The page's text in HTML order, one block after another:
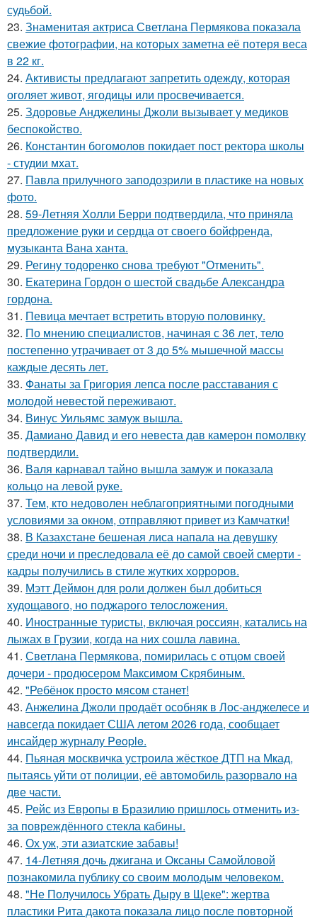
судьбой.
23. Знаменитая актриса Светлана Пермякова показала
свежие фотографии, на которых заметна её потеря веса
в 22 кг.
24. Активисты предлагают запретить одежду, которая
оголяет живот, ягодицы или просвечивается.
25. Здоровье Анджелины Джоли вызывает у медиков
беспокойство.
26. Константин богомолов покидает пост ректора школы
- студии мхат.
27. Павла прилучного заподозрили в пластике на новых
фото.
28. 59-Летняя Холли Берри подтвердила, что приняла
предложение руки и сердца от своего бойфренда,
музыканта Вана ханта.
29. Регину тодоренко снова требуют "Отменить".
30. Екатерина Гордон о шестой свадьбе Александра
гордона.
31. Певица мечтает встретить вторую половинку.
32. По мнению специалистов, начиная с 36 лет, тело
постепенно утрачивает от 3 до 5% мышечной массы
каждые десять лет.
33. Фанаты за Григория лепса после расставания с
молодой невестой переживают.
34. Винус Уильямс замуж вышла.
35. Дамиано Давид и его невеста дав камерон помолвку
подтвердили.
36. Валя карнавал тайно вышла замуж и показала
кольцо на левой руке.
37. Тем, кто недоволен неблагоприятными погодными
условиями за окном, отправляют привет из Камчатки!
38. В Казахстане бешеная лиса напала на девушку
среди ночи и преследовала её до самой своей смерти -
кадры получились в стиле жутких хорроров.
39. Мэтт Деймон для роли должен был добиться
худощавого, но поджарого телосложения.
40. Иностранные туристы, включая россиян, катались на
лыжах в Грузии, когда на них сошла лавина.
41. Светлана Пермякова, помирилась с отцом своей
дочери - продюсером Максимом Скрябиным.
42. "Ребёнок просто мясом станет!
43. Анжелина Джоли продаёт особняк в Лос-анджелесе и
навсегда покидает США летом 2026 года, сообщает
инсайдер журналу People.
44. Пьяная москвичка устроила жёсткое ДТП на Мкад,
пытаясь уйти от полиции, её автомобиль разорвало на
две части.
45. Рейс из Европы в Бразилию пришлось отменить из-
за повреждённого стекла кабины.
46. Ох уж, эти азиатские забавы!
47. 14-Летняя дочь джигана и Оксаны Самойловой
познакомила публику со своим молодым человеком.
48. "Не Получилось Убрать Дыру в Щеке": жертва
пластики Рита дакота показала лицо после повторной